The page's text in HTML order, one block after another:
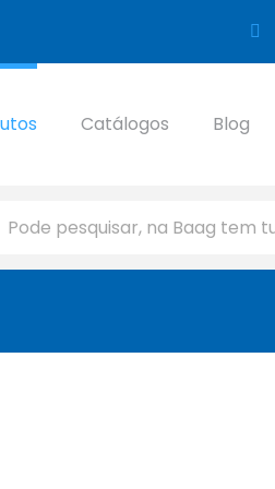
Catálogos Blog